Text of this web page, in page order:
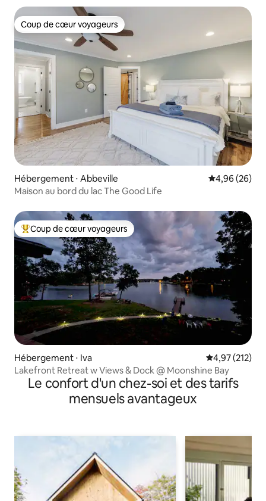
Coup de cœur voyageurs
Coup de cœur voyageurs
Hébergement ⋅ Abbeville Évaluation
4,96 (26)
Maison au bord du lac The Good Life
Coups de cœur voyageurs les plus appréciés
Coup de cœur voyageurs
Hébergement ⋅ Iva Évaluation
4,97 (212)
Lakefront Retreat w Views & Dock @ Moonshine Bay
Le confort d'un chez-soi et des tarifs
mensuels avantageux